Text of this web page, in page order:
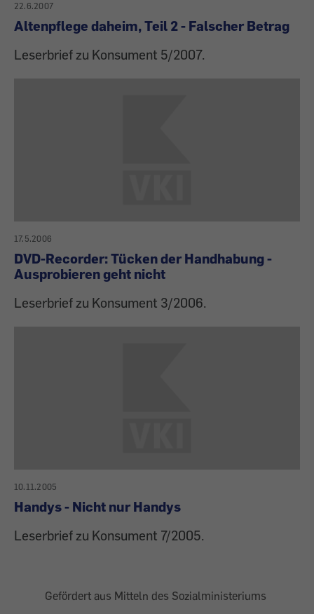
22.6.2007
Altenpflege daheim, Teil 2 - Falscher Betrag
Leserbrief zu Konsument 5/2007.
17.5.2006
DVD-Recorder: Tücken der Handhabung -
Ausprobieren geht nicht
Leserbrief zu Konsument 3/2006.
10.11.2005
Handys - Nicht nur Handys
Leserbrief zu Konsument 7/2005.
Gefördert aus Mitteln des Sozialministeriums